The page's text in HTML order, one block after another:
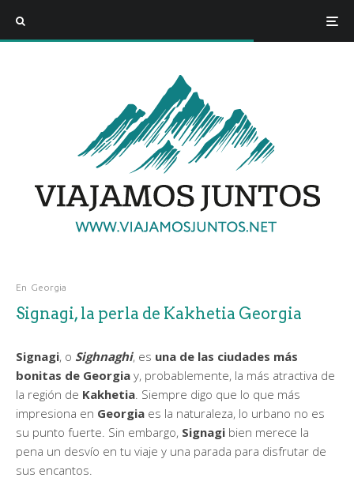
En Georgia
Signagi, la perla de Kakhetia Georgia
Signagi, o Sighnaghi, es una de las ciudades más
bonitas de Georgia y, probablemente, la más atractiva de
la región de Kakhetia. Siempre digo que lo que más
impresiona en Georgia es la naturaleza, lo urbano no es
su punto fuerte. Sin embargo, Signagi bien merece la
pena un desvío en tu viaje y una parada para disfrutar de
sus encantos.